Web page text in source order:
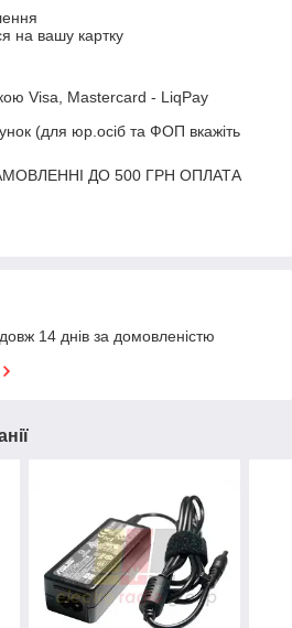
на вашу картку
Visa, Mastercard - LiqPay
(для юр.осіб та ФОП вкажіть
ДО 500 ГРН ОПЛАТА
14 днів за домовленістю